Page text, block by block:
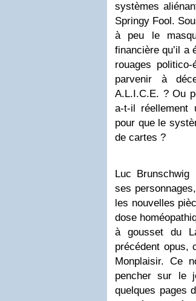
systèmes
Springy Fool.
à peu le
financière qu’il a
rouages
parvenir à
A.L.I.C.E. ? Ou
a-t-il réellement
pour que le
de cartes ?
Luc
ses
les nouvelles
dose
à gousset du
précédent opus,
Monplaisir. Ce
pencher sur le
quelques pages